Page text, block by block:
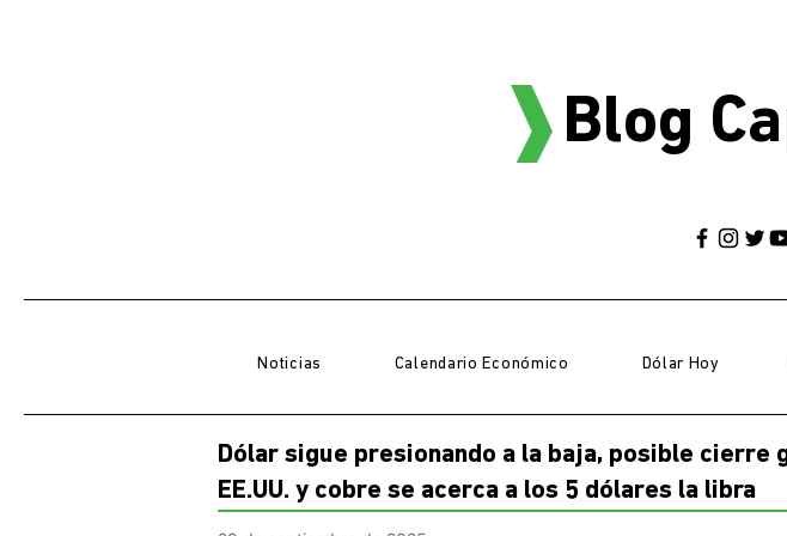
Blog
Noticias Calendario Económico Dólar Hoy
Dólar sigue presionando a la baja, posible cierre
EE.UU. y cobre se acerca a los 5 dólares la libra